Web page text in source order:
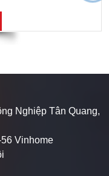
Nghiệp Tân Quang,
Vinhome